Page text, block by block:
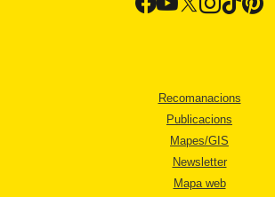
Recomanacions
Publicacions
Mapes/GIS
Newsletter
Mapa web